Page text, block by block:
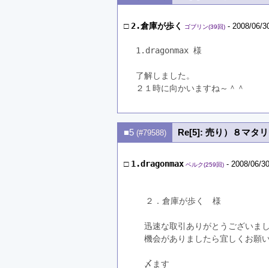
□ 2.倉庫が歩く ゴブリン(39回) - 2008/06/
1.dragonmax 様
了解しました。
２１時に向かいますね～＾＾
■5 (#79588) Re[5]: 売り）８マタ
□ 1.dragonmax ベルク(259回) - 2008/06/
  ２．倉庫が歩く　様
迅速な取引ありがとうございま
機会がありましたら宜しくお願
〆ます